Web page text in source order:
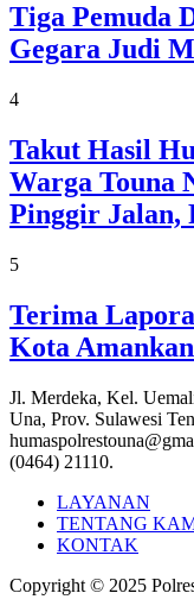
Tiga Pemuda
Gegara Judi
4
Takut Hasil
Warga Touna
Pinggir Jalan,
5
Terima
Kota
Jl. Merdeka, Kel.
Una, Prov. Sulawesi
(0464) 21110.
LAYANAN
TENTANG
KONTAK
Copyright © 2025